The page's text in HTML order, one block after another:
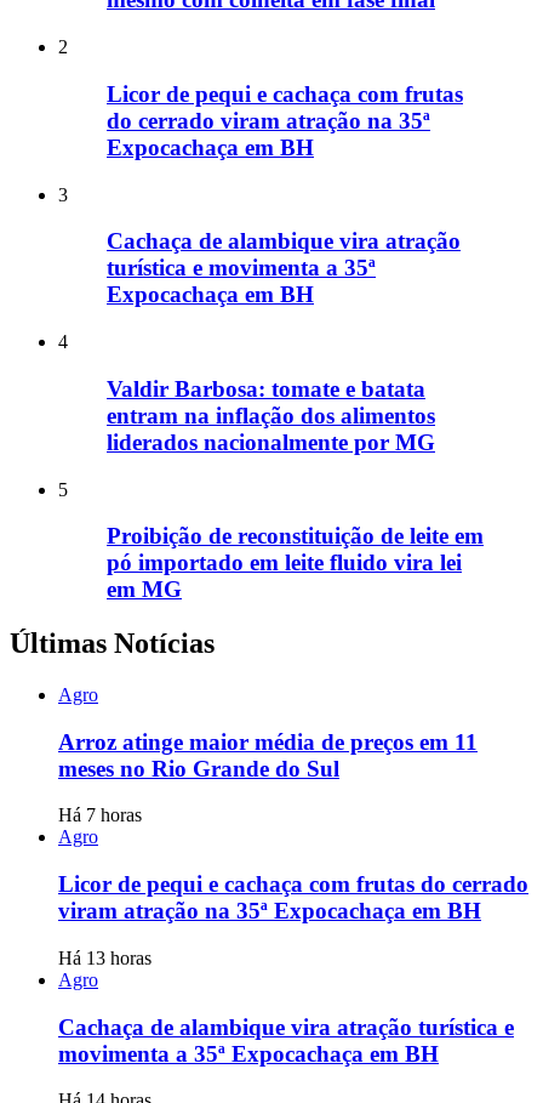
2
Licor de pequi e cachaça com frutas
do cerrado viram atração na 35ª
Expocachaça em BH
3
Cachaça de alambique vira atração
turística e movimenta a 35ª
Expocachaça em BH
4
Valdir Barbosa: tomate e batata
entram na inflação dos alimentos
liderados nacionalmente por MG
5
Proibição de reconstituição de leite em
pó importado em leite fluido vira lei
em MG
Últimas Notícias
Agro
Arroz atinge maior média de preços em 11
meses no Rio Grande do Sul
Há 7 horas
Agro
Licor de pequi e cachaça com frutas do cerrado
viram atração na 35ª Expocachaça em BH
Há 13 horas
Agro
Cachaça de alambique vira atração turística e
movimenta a 35ª Expocachaça em BH